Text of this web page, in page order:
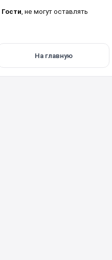
Гости, не могут оставлять
На главную